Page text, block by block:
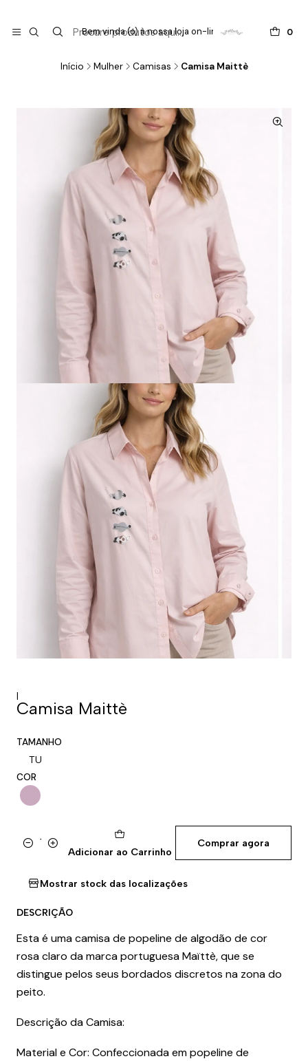
0
Bem vinda (o) à nossa loja on-line !
Início Mulher Camisas Camisa Maittè
|
Camisa Maittè
TAMANHO
TU
COR
QuantidadeAdicionar ao Carrinho
Comprar agora
Mostrar stock das localizações
DESCRIÇÃO
Esta é uma camisa de popeline de algodão de cor
rosa claro da marca portuguesa Maïttè, que se
distingue pelos seus bordados discretos na zona do
peito.
Descrição da Camisa:
Material e Cor: Confeccionada em popeline de